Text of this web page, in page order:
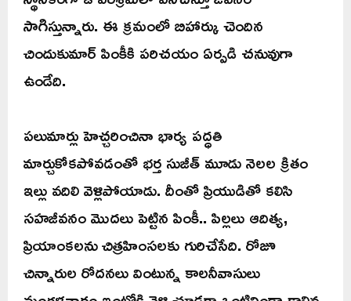
సాగిస్తున్నారు. ఈ క్రమంలో బిహార్కు చెందిన
చిందుకుమార్ పింకీకి పరిచయం ఏర్పడి చనువుగా
ఉండేది.
పలుమార్లు హెచ్చరించినా భార్య పద్ధతి
మార్చుకోకపోవడంతో భర్త సుజీత్ మూడు నెలల క్రితం
ఇల్లు వదిలి వెళ్లిపోయాడు. దీంతో ప్రియుడితో కలిసి
సహజీవనం మొదలు పెట్టిన పింకీ.. పిల్లలు ఆదిత్య,
ప్రియాంకలను చిత్రహింసలకు గురిచేసేది. రోజూ
చిన్నారుల రోదనలు వింటున్న కాలనీవాసులు